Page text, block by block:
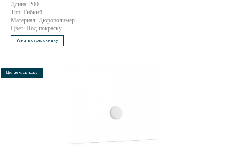
Длина: 200
Тип: Гибкий
Материал: Дюрополимер
Цвет: Под покраску
Узнать свою скидку
Делаем скидку